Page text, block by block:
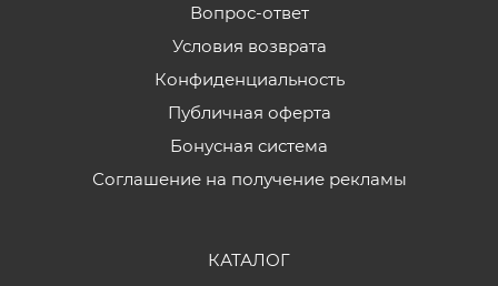
Вопрос-ответ
Условия возврата
Конфиденциальность
Публичная оферта
Бонусная система
Соглашение на получение рекламы
КАТАЛОГ